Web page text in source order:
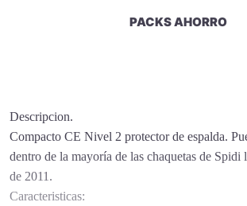
PACKS AHORRO
Descripcion.
Compacto CE Nivel 2 protector de espalda.
dentro de la mayoría de las chaquetas de Spidi
de 2011.
Caracteristicas: